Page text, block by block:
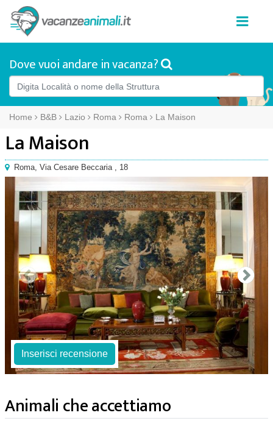
Dove vuoi andare in vacanza?
Home B&B Lazio Roma Roma La Maison
La Maison
Roma, Via Cesare Beccaria , 18
Inserisci recensione
Animali che accettiamo